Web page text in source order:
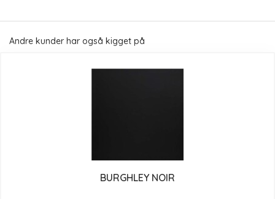
Andre kunder har også kigget på
BURGHLEY NOIR